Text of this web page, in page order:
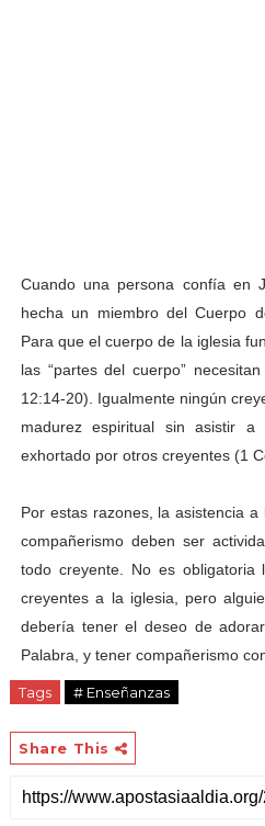
Cuando una persona confía en
hecha un miembro del Cuerpo
Para que el cuerpo de la iglesia
las “partes del cuerpo”
12:14-20). Igualmente ningún
madurez espiritual sin asistir
exhortado por otros creyentes (1
Por estas razones, la asistencia
compañerismo deben ser
todo creyente. No es obligatoria
creyentes a la iglesia, pero
debería tener el deseo de
Palabra, y tener compañerismo
Tags # Enseñanzas
Share This